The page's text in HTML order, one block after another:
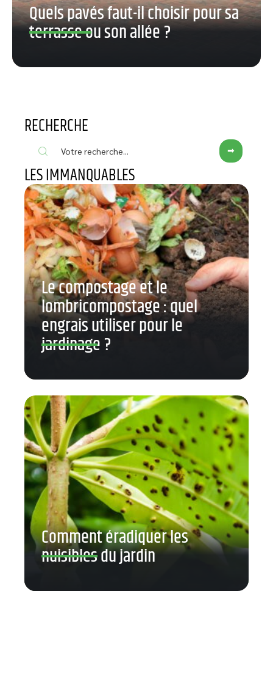
Quels pavés faut-il choisir pour sa
terrasse ou son allée ?
RECHERCHE
LES IMMANQUABLES
Le compostage et le
lombricompostage : quel
engrais utiliser pour le
jardinage ?
Comment éradiquer les
nuisibles du jardin